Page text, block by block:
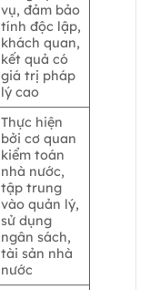
vụ, đảm bảo
tính độc lập,
khách quan,
kết quả có
giá trị pháp
lý cao
Thực hiện
bởi cơ quan
kiểm toán
nhà nước,
tập trung
vào quản lý,
sử dụng
ngân sách,
tài sản nhà
nước